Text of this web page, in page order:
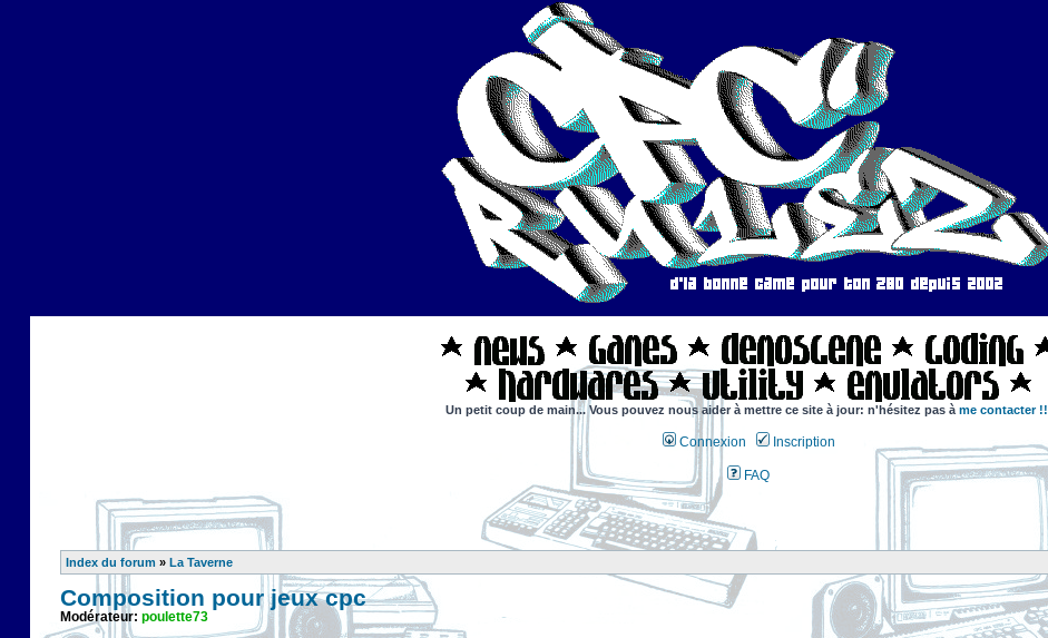
Un petit coup de main... Vous pouvez nous aider à mettre ce site à jour: n'hésitez pas à me contacter
Connexion Inscription
FAQ
Index du forum » La Taverne
Composition pour jeux cpc
Modérateur: poulette73